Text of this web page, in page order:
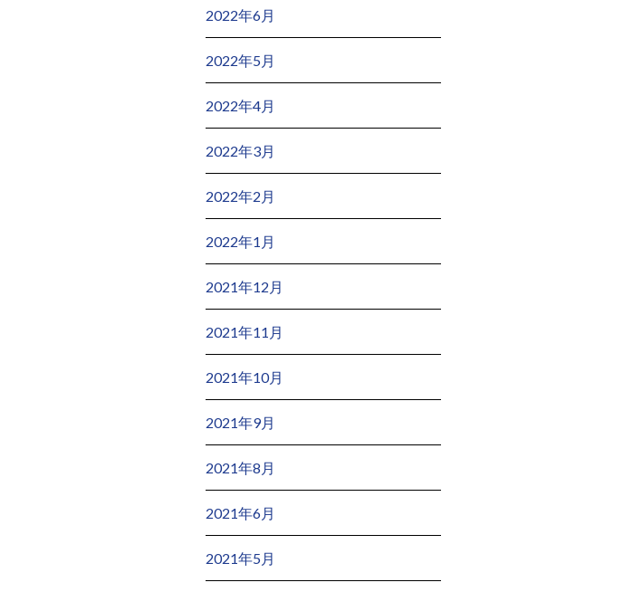
2022年6月
2022年5月
2022年4月
2022年3月
2022年2月
2022年1月
2021年12月
2021年11月
2021年10月
2021年9月
2021年8月
2021年6月
2021年5月